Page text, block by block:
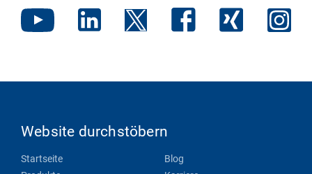
Website durchstöbern
Startseite
Blog